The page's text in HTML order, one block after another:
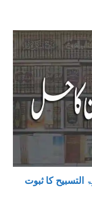
التسبیح کا ثبوت